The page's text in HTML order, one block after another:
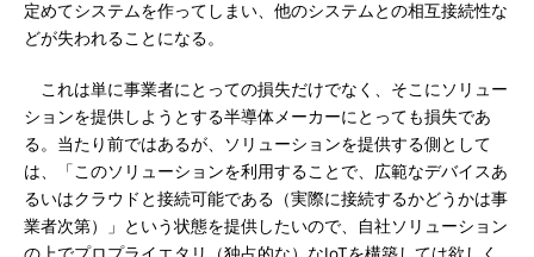
定めてシステムを作ってしまい、他のシステムとの相互接続性な
どが失われることになる。
これは単に事業者にとっての損失だけでなく、そこにソリュー
ションを提供しようとする半導体メーカーにとっても損失であ
る。当たり前ではあるが、ソリューションを提供する側として
は、「このソリューションを利用することで、広範なデバイスあ
るいはクラウドと接続可能である（実際に接続するかどうかは事
業者次第）」という状態を提供したいので、自社ソリューション